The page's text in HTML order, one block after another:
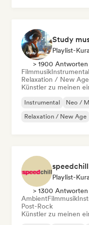
Study
Playlist-
> 1900
FilmmusikInstrumental
Relaxation / New Age
Künstler zu meinen
Instrumental
Neo /
Relaxation / New Age
speedchill
Playlist-
> 1300
AmbientFilmmusik
Post-Rock
Künstler zu meinen